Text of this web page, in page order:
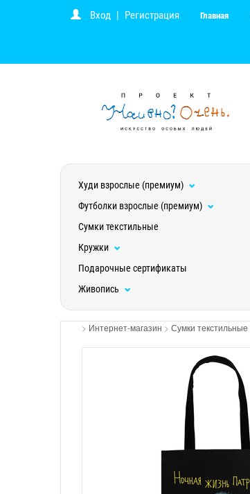
Вход | Регистрация Главная
Худи взрослые (премиум)
Футболки взрослые (премиум)
Сумки текстильные
Кружки
Подарочные сертификаты
Живопись
> Интернет-магазин > Сумки текстильные